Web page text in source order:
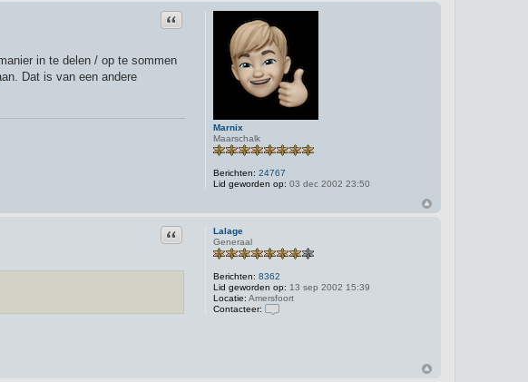
Marnix
Maarschalk
Berichten: 24767
Lid geworden op: 03 dec 2002 23:50
Citeer
in te delen / op te sommen
Dat is van een andere
Lalage
Generaal
Berichten: 8362
Lid geworden op: 13 sep 2002 15:39
Locatie: Amersfoort
Contacteer:
Citeer